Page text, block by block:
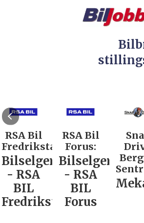
RSA Bil
Fredrikstad:
Bilselger
- RSA
BIL
Fredrikstad
RSA Bil
Forus:
Bilselger
- RSA
BIL
Forus